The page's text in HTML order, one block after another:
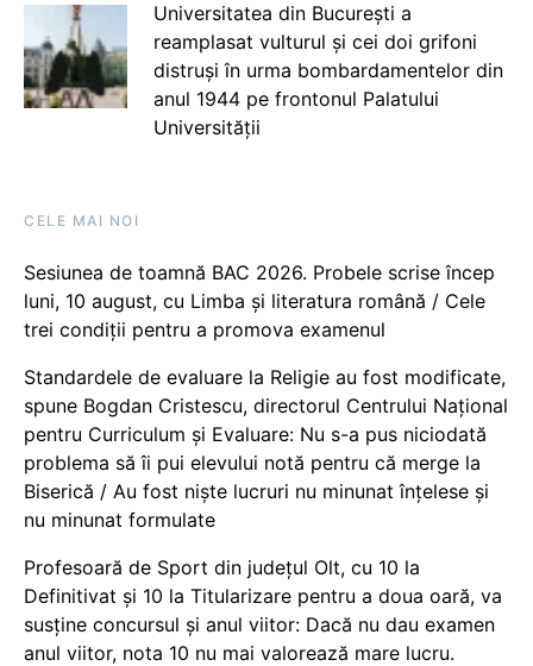
Universitatea din București a
reamplasat vulturul și cei doi grifoni
distruși în urma bombardamentelor din
anul 1944 pe frontonul Palatului
Universității
CELE MAI NOI
Sesiunea de toamnă BAC 2026. Probele scrise încep
luni, 10 august, cu Limba și literatura română / Cele
trei condiții pentru a promova examenul
Standardele de evaluare la Religie au fost modificate,
spune Bogdan Cristescu, directorul Centrului Național
pentru Curriculum și Evaluare: Nu s-a pus niciodată
problema să îi pui elevului notă pentru că merge la
Biserică / Au fost niște lucruri nu minunat înțelese și
nu minunat formulate
Profesoară de Sport din județul Olt, cu 10 la
Definitivat și 10 la Titularizare pentru a doua oară, va
susține concursul și anul viitor: Dacă nu dau examen
anul viitor, nota 10 nu mai valorează mare lucru.